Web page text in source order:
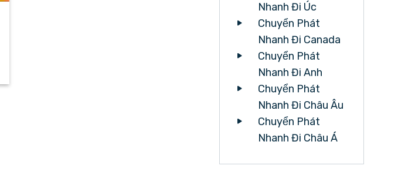
Nhanh Đi Úc
Chuyển Phát
Nhanh Đi Canada
Chuyển Phát
Nhanh Đi Anh
Chuyển Phát
Nhanh Đi Châu Âu
Chuyển Phát
Nhanh Đi Châu Á